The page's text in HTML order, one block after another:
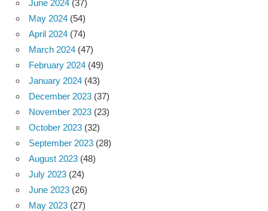
June 2024 (37)
May 2024 (54)
April 2024 (74)
March 2024 (47)
February 2024 (49)
January 2024 (43)
December 2023 (37)
November 2023 (23)
October 2023 (32)
September 2023 (28)
August 2023 (48)
July 2023 (24)
June 2023 (26)
May 2023 (27)